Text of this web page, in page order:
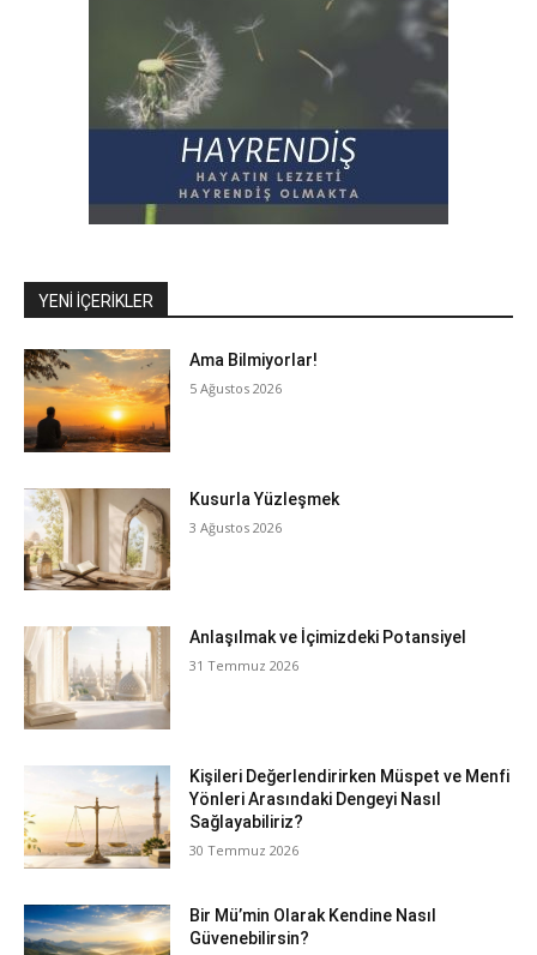
YENI İÇERIKLER
Ama Bilmiyorlar!
5 Ağustos 2026
Kusurla Yüzleşmek
3 Ağustos 2026
Anlaşılmak ve İçimizdeki Potansiyel
31 Temmuz 2026
Kişileri Değerlendirirken Müspet ve Menfi
Yönleri Arasındaki Dengeyi Nasıl
Sağlayabiliriz?
30 Temmuz 2026
Bir Mü’min Olarak Kendine Nasıl
Güvenebilirsin?